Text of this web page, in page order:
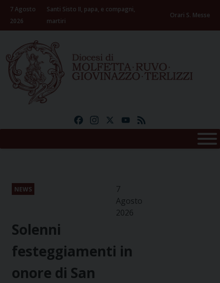
Skip
content
7 Agosto
2026
Santi Sisto II, papa, e compagni,
martiri
Orari S. Messe
FacebookInstagramYouTube
NEWS
7
Agosto
2026
Solenni
festeggiamenti in
onore di San